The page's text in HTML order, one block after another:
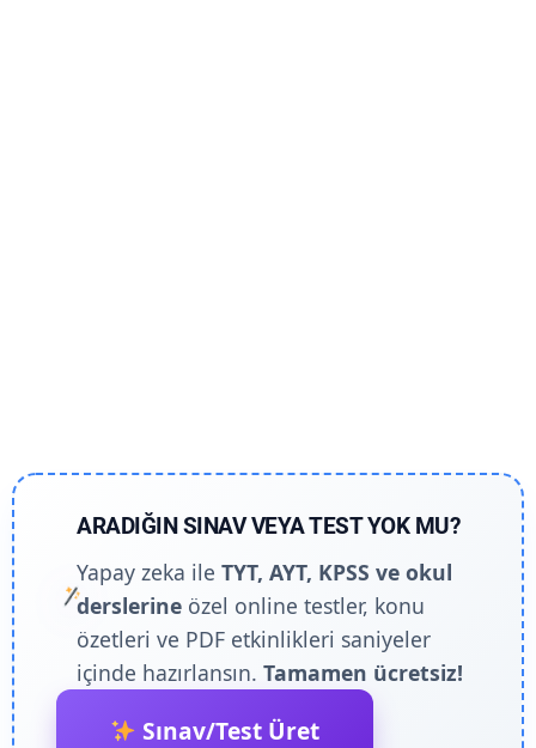
ARADIĞIN SINAV VEYA TEST YOK MU?
Yapay zeka ileTYT, AYT, KPSS ve okul
derslerine özel online testler, konu
özetleri ve PDF etkinlikleri saniyeler
içinde hazırlansın.Tamamen ücretsiz!
Sınav/Test Üret